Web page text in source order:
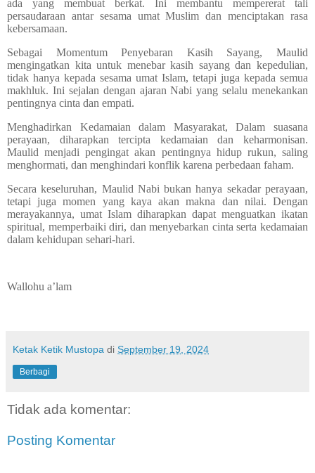
ada yang membuat berkat. Ini membantu mempererat tali
persaudaraan antar sesama umat Muslim dan menciptakan rasa
kebersamaan.
Sebagai Momentum Penyebaran Kasih Sayang, Maulid
mengingatkan kita untuk menebar kasih sayang dan kepedulian,
tidak hanya kepada sesama umat Islam, tetapi juga kepada semua
makhluk. Ini sejalan dengan ajaran Nabi yang selalu menekankan
pentingnya cinta dan empati.
Menghadirkan Kedamaian dalam Masyarakat, Dalam suasana
perayaan, diharapkan tercipta kedamaian dan keharmonisan.
Maulid menjadi pengingat akan pentingnya hidup rukun, saling
menghormati, dan menghindari konflik karena perbedaan faham.
Secara keseluruhan, Maulid Nabi bukan hanya sekadar perayaan,
tetapi juga momen yang kaya akan makna dan nilai. Dengan
merayakannya, umat Islam diharapkan dapat menguatkan ikatan
spiritual, memperbaiki diri, dan menyebarkan cinta serta kedamaian
dalam kehidupan sehari-hari.
Wallohu a’lam
Ketak Ketik Mustopa di September 19, 2024
Berbagi
Tidak ada komentar:
Posting Komentar